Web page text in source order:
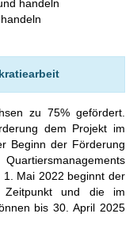
handeln
zu 75% gefördert.
dem Projekt im
Beginn der Förderung
Mai 2022 beginnt der
Zeitpunkt und die im
bis 30. April 2025